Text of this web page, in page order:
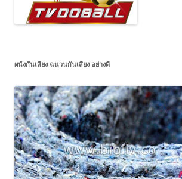
ผนังกันเสียง ฉนวนกันเสียง อย่างดี